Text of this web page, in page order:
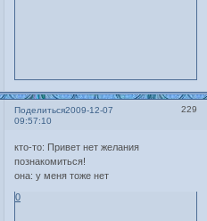
Поделиться 229
2009-12-07
09:57:10
кто-то: Привет нет желания
познакомиться!
она: у меня тоже нет
0